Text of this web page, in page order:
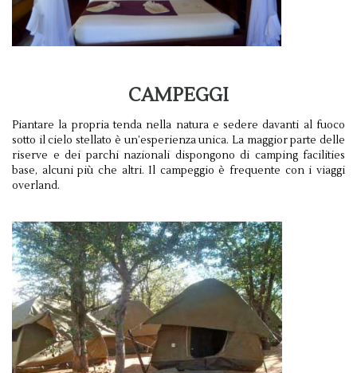
CAMPEGGI
Piantare la propria tenda nella natura e sedere davanti al fuoco
sotto il cielo stellato è un’esperienza unica. La maggior parte delle
riserve e dei parchi nazionali dispongono di camping facilities
base, alcuni più che altri. Il campeggio è frequente con i viaggi
overland.